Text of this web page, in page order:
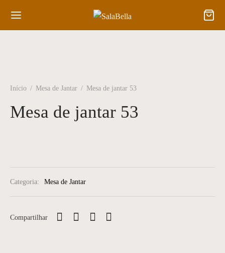
Início / Mesa de Jantar / Mesa de jantar 53
Mesa de jantar 53
Categoria: Mesa de Jantar
Compartilhar